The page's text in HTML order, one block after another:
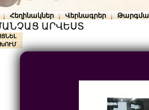
Հեղինակներ Վերնագրեր
ԱՐՎԵՍՏ